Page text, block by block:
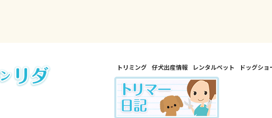
トリミング 仔犬出産情報 レンタルペット ドッグショ